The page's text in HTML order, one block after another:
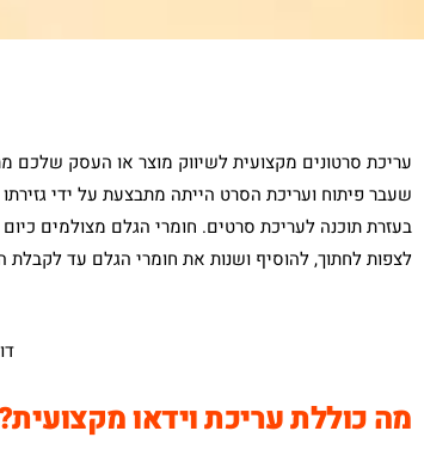
עריכת סרטונים מקצועית לשיווק מוצר או העסק שלכם
שעבר פיתוח ועריכת הסרט הייתה מתבצעת על ידי
בעזרת תוכנה לעריכת סרטים. חומרי הגלם מצולמים
לצפות לחתוך, להוסיף ושנות את חומרי הגלם עד
מה כוללת עריכת וידאו